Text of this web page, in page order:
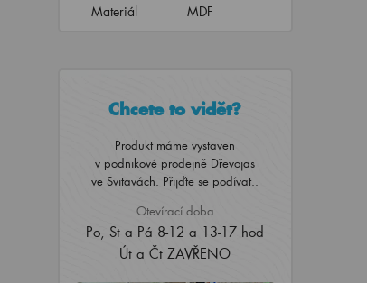
Materiál
MDF
Chcete to vidět?
Produkt máme vystaven
v podnikové prodejně Dřevojas
ve Svitavách. Přijďte se podívat..
Otevírací doba
Po, St a Pá 8-12 a 13-17 hod
Út a Čt ZAVŘENO